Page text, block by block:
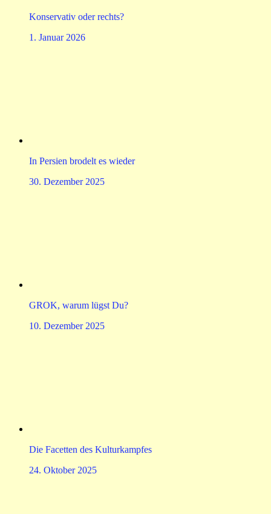
Konservativ oder rechts?
1. Januar 2026
In Persien brodelt es wieder
30. Dezember 2025
GROK, warum lügst Du?
10. Dezember 2025
Die Facetten des Kulturkampfes
24. Oktober 2025